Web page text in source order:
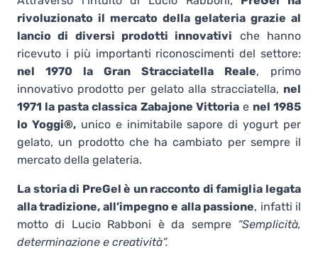
rivoluzionato il mercato della gelateria grazie al
lancio di diversi prodotti innovativi che hanno
ricevuto i più importanti riconoscimenti del settore:
nel 1970 la Gran Stracciatella Reale, primo
innovativo prodotto per gelato alla stracciatella, nel
1971 la pasta classica Zabajone Vittoriae nel 1985
lo Yoggi®,unico e inimitabile sapore di yogurt per
gelato, un prodotto che ha cambiato per sempre il
mercato della gelateria.
La storia di PreGel è un racconto di famiglia legata
alla tradizione, all’impegno e alla passione, infatti il
motto di Lucio Rabboni è da sempre “Semplicità,
determinazione e creatività”.